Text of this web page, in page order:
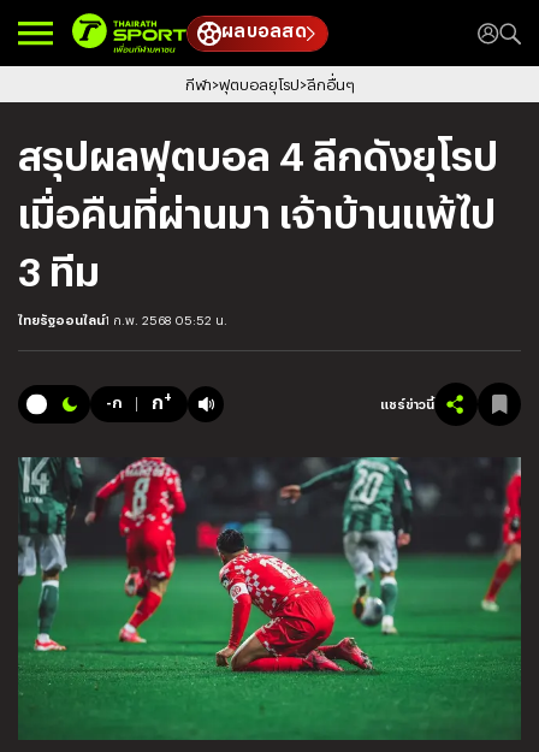
ผลบอลสด
กีฬา ฟุตบอลยุโรป ลีกอื่นๆ
สรุปผลฟุตบอล 4 ลีกดังยุโรป
เมื่อคืนที่ผ่านมา เจ้าบ้านแพ้ไป
3 ทีม
ไทยรัฐออนไลน์1 ก.พ. 2568 05:52 น.
-ก ก+ แชร์ข่าวนี้